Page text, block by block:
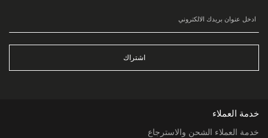
اشتراك
خدمة العملاء
خدمة العملاء الشحن والاسترجاع